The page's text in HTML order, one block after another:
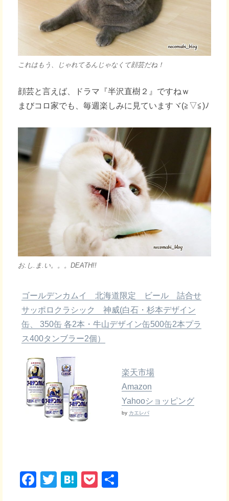
これはもう、じゃれてるんじゃなくて顔芸だね！
顔芸と言えば、ドラマ『半沢直樹２』ですねｗ
まびコロ家でも、毎週楽しみに見ていますヾ(≧▽≦)ﾉ
お.し.ま.い。。。DEATH!!
ゴールデンカムイ 北海道限定 ビール 詰合せ
サッポロクラシック 神威(白石・杉本デザイン
缶、 350缶 各2本・牛山デザイン缶500缶2本プラ
ス400タンブラー2個）
楽天市場
Amazon
Yahooショッピング
by カエレバ
F
T
H
P